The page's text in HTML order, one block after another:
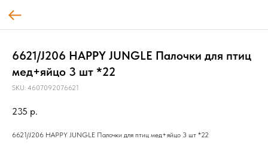
6621/J206 HAPPY JUNGLE Палочки для птиц
мед+яйцо 3 шт *22
SKU: 4607092076621
235 р.
6621/J206 HAPPY JUNGLE Палочки для птиц мед+яйцо 3 шт *22